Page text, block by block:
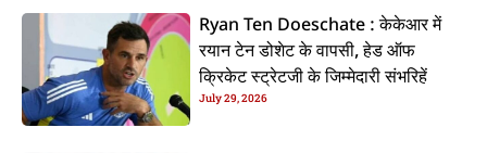
Ryan Ten Doeschate : केकेआर में
रयान टेन डोशेट के वापसी, हेड ऑफ
क्रिकेट स्ट्रेटजी के जिम्मेदारी संभरिहें
July 29, 2026